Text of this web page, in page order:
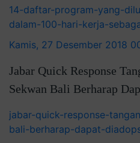
14-daftar-program-yang-
dalam-100-hari-kerja-
Kamis, 27 Desember 2018
Jabar Quick Response
Sekwan Bali Berharap
jabar-quick-response-
bali-berharap-dapat-